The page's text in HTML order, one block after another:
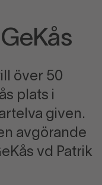
över 50
plats i
given.
avgörande
vd Patrik